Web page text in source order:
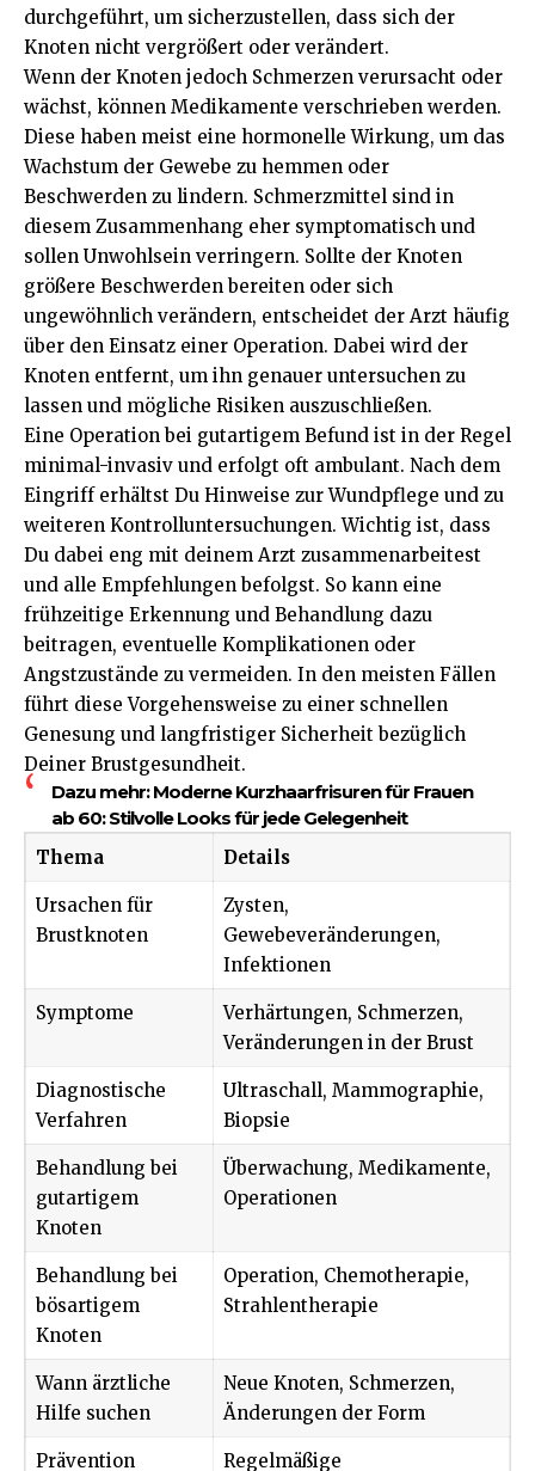
durchgeführt, um sicherzustellen, dass sich der
Knoten nicht vergrößert oder verändert.
Wenn der Knoten jedoch Schmerzen verursacht oder
wächst, können Medikamente verschrieben werden.
Diese haben meist eine hormonelle Wirkung, um das
Wachstum der Gewebe zu hemmen oder
Beschwerden zu lindern. Schmerzmittel sind in
diesem Zusammenhang eher symptomatisch und
sollen Unwohlsein verringern. Sollte der Knoten
größere Beschwerden bereiten oder sich
ungewöhnlich verändern, entscheidet der Arzt häufig
über den Einsatz einer Operation. Dabei wird der
Knoten entfernt, um ihn genauer untersuchen zu
lassen und mögliche Risiken auszuschließen.
Eine Operation bei gutartigem Befund ist in der Regel
minimal-invasiv und erfolgt oft ambulant. Nach dem
Eingriff erhältst Du Hinweise zur Wundpflege und zu
weiteren Kontrolluntersuchungen. Wichtig ist, dass
Du dabei eng mit deinem Arzt zusammenarbeitest
und alle Empfehlungen befolgst. So kann eine
frühzeitige Erkennung und Behandlung dazu
beitragen, eventuelle Komplikationen oder
Angstzustände zu vermeiden. In den meisten Fällen
führt diese Vorgehensweise zu einer schnellen
Genesung und langfristiger Sicherheit bezüglich
Deiner Brustgesundheit.
Dazu mehr:Moderne Kurzhaarfrisuren für Frauen
ab 60: Stilvolle Looks für jede Gelegenheit
Thema
Details
Ursachen für
Brustknoten
Zysten,
Gewebeveränderungen,
Infektionen
Symptome
Verhärtungen, Schmerzen,
Veränderungen in der Brust
Diagnostische
Verfahren
Ultraschall, Mammographie,
Biopsie
Behandlung bei
gutartigem
Knoten
Überwachung, Medikamente,
Operationen
Behandlung bei
bösartigem
Knoten
Operation, Chemotherapie,
Strahlentherapie
Wann ärztliche
Hilfe suchen
Neue Knoten, Schmerzen,
Änderungen der Form
Prävention Regelmäßige